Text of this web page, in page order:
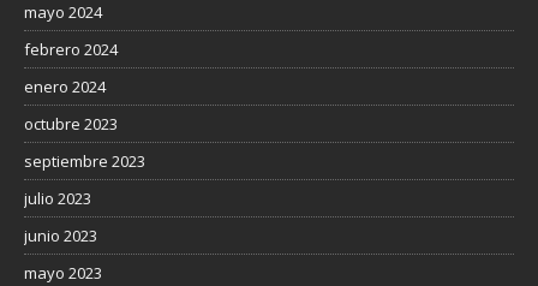
mayo 2024
febrero 2024
enero 2024
octubre 2023
septiembre 2023
julio 2023
junio 2023
mayo 2023